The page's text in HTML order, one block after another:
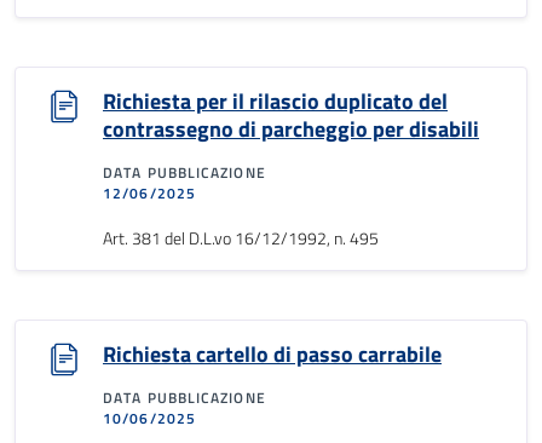
Richiesta per il rilascio duplicato del
contrassegno di parcheggio per disabili
DATA PUBBLICAZIONE
12/06/2025
Art. 381 del D.L.vo 16/12/1992, n. 495
Richiesta cartello di passo carrabile
DATA PUBBLICAZIONE
10/06/2025